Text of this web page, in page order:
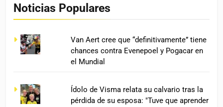
Noticias Populares
Van Aert cree que “definitivamente” tiene
chances contra Evenepoel y Pogacar en
el Mundial
Ídolo de Visma relata su calvario tras la
pérdida de su esposa: "Tuve que aprender